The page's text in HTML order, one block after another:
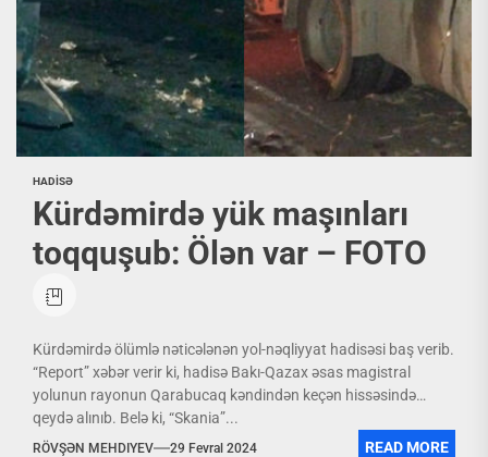
HADİSƏ
Kürdəmirdə yük maşınları
toqquşub: Ölən var – FOTO
Kürdəmirdə ölümlə nəticələnən yol-nəqliyyat hadisəsi baş verib.
“Report” xəbər verir ki, hadisə Bakı-Qazax əsas magistral
yolunun rayonun Qarabucaq kəndindən keçən hissəsində
qeydə alınıb. Belə ki, “Skania”...
RÖVŞƏN MEHDIYEV 29 Fevral 2024 READ MORE